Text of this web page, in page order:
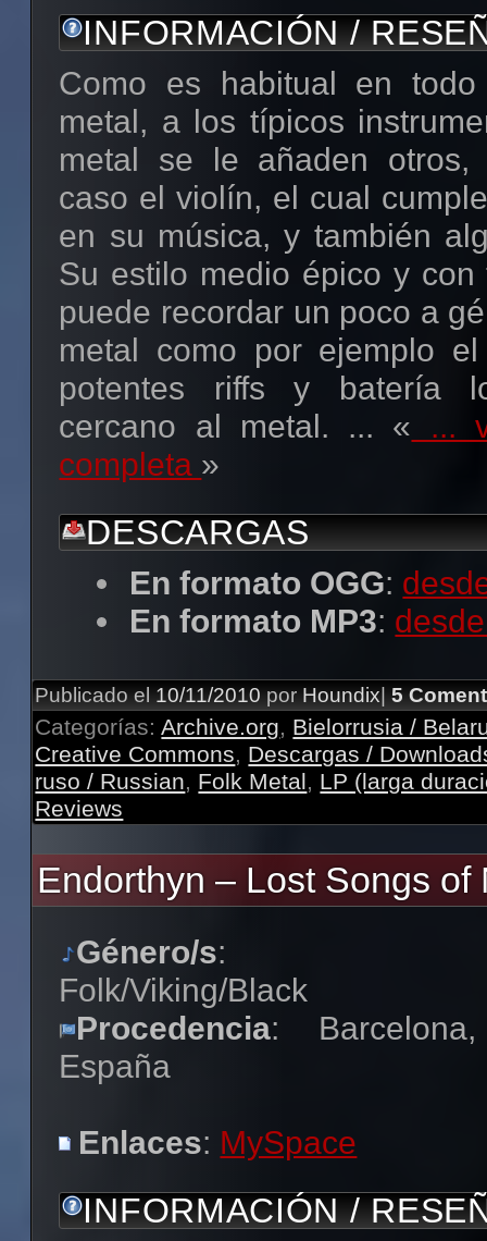
INFORMACIÓN /
Como es habitual en
metal, a los típicos
metal se le añaden otros,
caso el violín, el cual
en su música, y también
Su estilo medio épico y con
puede recordar un poco a
metal como por ejemplo
potentes riffs y batería
cercano al metal. ... « ...
completa »
DESCARGAS
En formato OGG:
En formato MP3:
Publicado el 10/11/2010 por Houndix| 5
Categorías:Archive.org, Bielorrusia /
Creative Commons, Descargas /
ruso / Russian, Folk Metal, LP (larga
Reviews
Endorthyn – Lost Songs of
Género/s:
Folk/Viking/Black
Procedencia: Barcelona,
España
Enlaces: MySpace
INFORMACIÓN /